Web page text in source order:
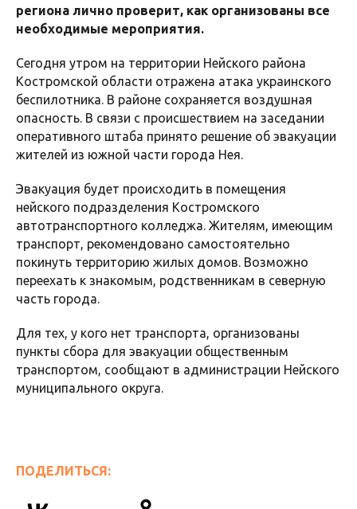
региона лично проверит, как организованы все
необходимые мероприятия.
Сегодня утром на территории Нейского района
Костромской области отражена атака украинского
беспилотника. В районе сохраняется воздушная
опасность. В связи с происшествием на заседании
оперативного штаба принято решение об эвакуации
жителей из южной части города Нея.
Эвакуация будет происходить в помещения
нейского подразделения Костромского
автотранспортного колледжа. Жителям, имеющим
транспорт, рекомендовано самостоятельно
покинуть территорию жилых домов. Возможно
переехать к знакомым, родственникам в северную
часть города.
Для тех, у кого нет транспорта, организованы
пункты сбора для эвакуации общественным
транспортом, сообщают в администрации Нейского
муниципального округа.
ПОДЕЛИТЬСЯ: